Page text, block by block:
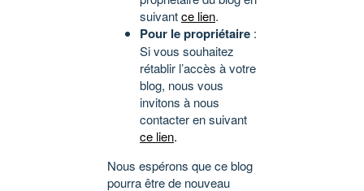
suivantce lien.
Pour le propriétaire :
Si vous souhaitez
rétablir l’accès à votre
blog, nous vous
invitons à nous
contacter en suivant
ce lien.
Nous espérons que ce blog
pourra être de nouveau